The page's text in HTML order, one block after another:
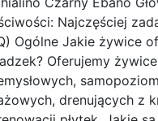
Najczęściej
Ogólne Jakie żywice
Oferujemy
drenujących z